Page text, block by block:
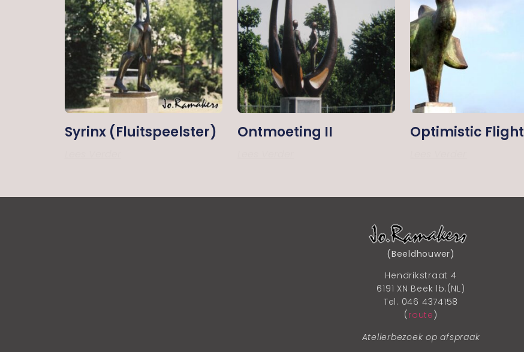
Syrinx (fluitspeelster) Ontmoeting II Optimistic Flight
(Beeldhouwer)
Hendrikstraat 4
6191 XN Beek lb.(NL)
Tel. 046 4374158
( route )
Atelierbezoek op afspraak